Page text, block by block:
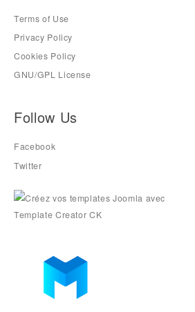
Terms of Use
Privacy Policy
Cookies Policy
GNU/GPL License
Follow Us
Facebook
Twitter